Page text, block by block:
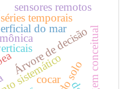
Árvore de decisão
do mar
séries temporais
sensores remotos
cocar